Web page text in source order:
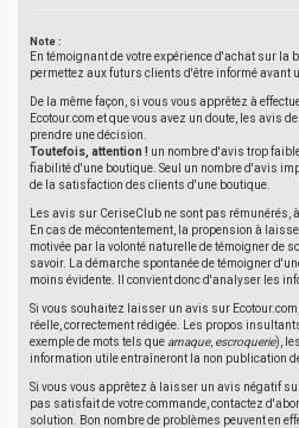
Note :
En témoignant de votre expérience d'achat sur la
permettez aux futurs clients d'être informé avant
De la même façon, si vous vous apprêtez à
Ecotour.com et que vous avez un doute, les avis
prendre une décision.
Toutefois, attention ! un nombre d'avis trop
fiabilité d'une boutique. Seul un nombre d'avis
de la satisfaction des clients d'une boutique.
Les avis sur CeriseClub ne sont pas rémunérés,
En cas de mécontentement, la propension à
motivée par la volonté naturelle de témoigner de
savoir. La démarche spontanée de témoigner
moins évidente. Il convient donc d'analyser les
Si vous souhaitez laisser un avis sur
réelle, correctement rédigée. Les propos
exemple de mots tels que arnaque, escroquerie),
information utile entraîneront la non publication
Si vous vous apprêtez à laisser un avis négatif
pas satisfait de votre commande, contactez
solution. Bon nombre de problèmes peuvent en